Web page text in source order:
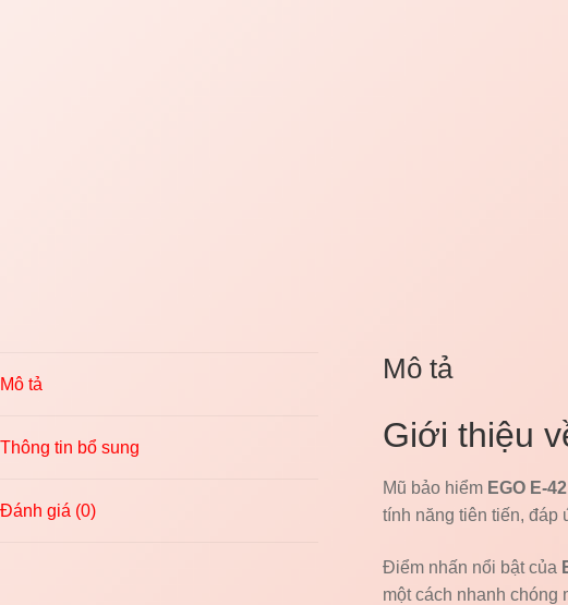
Mô tả
Thông tin bổ sung
Đánh giá (0)
Mô tả
Giới thiệu
Mũ bảo hiểm EGO E-42
tính năng tiên tiến, đáp
Điểm nhấn nổi bật của
một cách nhanh chóng